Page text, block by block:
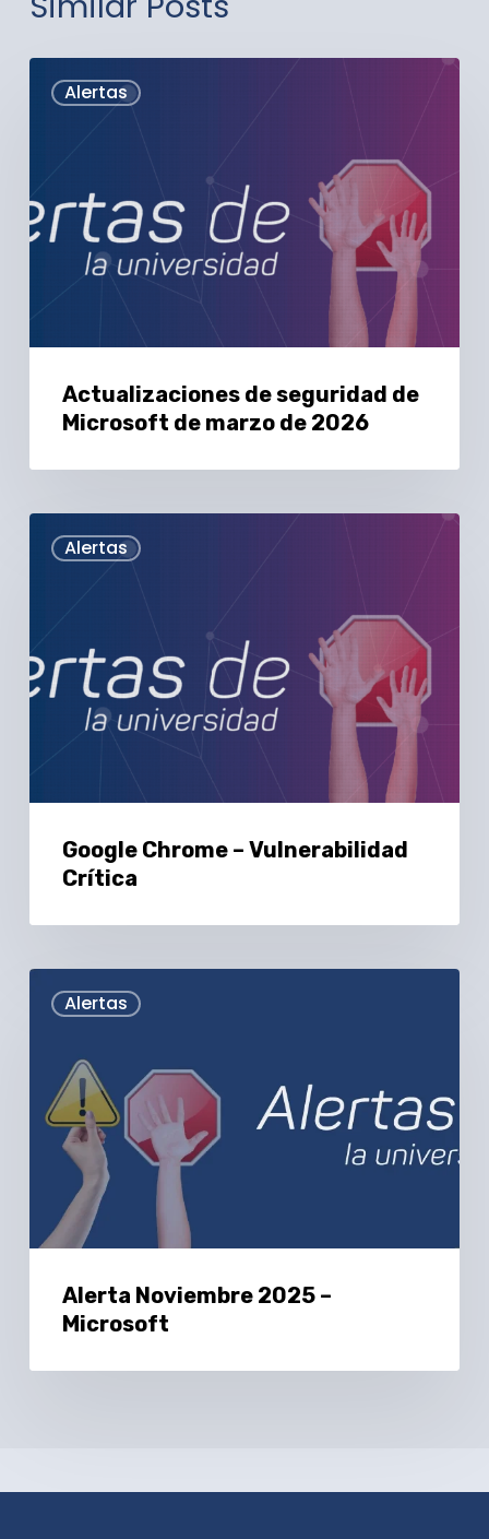
Alertas
Actualizaciones
de
Microsoft
de
marzo
2026
Actualizaciones de seguridad de
Microsoft de marzo de 2026
Alertas
Google
Chrome
Crítica
Google Chrome – Vulnerabilidad
Crítica
Alertas
Alerta
Noviembre
2025
Microsoft
Alerta Noviembre 2025 –
Microsoft